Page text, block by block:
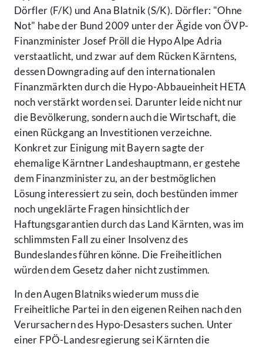
Dörfler (F/K) und Ana Blatnik (S/K). Dörfler: "Ohne
Not" habe der Bund 2009 unter der Ägide von ÖVP-
Finanzminister Josef Pröll die Hypo Alpe Adria
verstaatlicht, und zwar auf dem Rücken Kärntens,
dessen Downgrading auf den internationalen
Finanzmärkten durch die Hypo-Abbaueinheit HETA
noch verstärkt worden sei. Darunter leide nicht nur
die Bevölkerung, sondern auch die Wirtschaft, die
einen Rückgang an Investitionen verzeichne.
Konkret zur Einigung mit Bayern sagte der
ehemalige Kärntner Landeshauptmann, er gestehe
dem Finanzminister zu, an der bestmöglichen
Lösung interessiert zu sein, doch bestünden immer
noch ungeklärte Fragen hinsichtlich der
Haftungsgarantien durch das Land Kärnten, was im
schlimmsten Fall zu einer Insolvenz des
Bundeslandes führen könne. Die Freiheitlichen
würden dem Gesetz daher nicht zustimmen.
In den Augen Blatniks wiederum muss die
Freiheitliche Partei in den eigenen Reihen nach den
Verursachern des Hypo-Desasters suchen. Unter
einer FPÖ-Landesregierung sei Kärnten die